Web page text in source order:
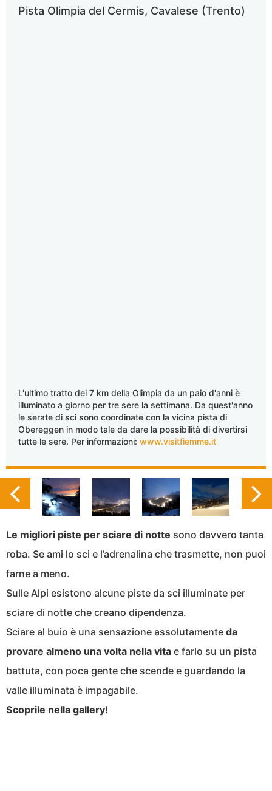
Pista Olimpia del Cermis, Cavalese (Trento)
L'ultimo tratto dei 7 km della Olimpia da un paio d'anni è
illuminato a giorno per tre sere la settimana. Da quest'anno
le serate di sci sono coordinate con la vicina pista di
Obereggen in modo tale da dare la possibilità di divertirsi
tutte le sere. Per informazioni: www.visitfiemme.it
Le migliori piste per sciare di notte sono davvero tanta
roba. Se ami lo sci e l’adrenalina che trasmette, non puoi
farne a meno.
Sulle Alpi esistono alcune piste da sci illuminate per
sciare di notte che creano dipendenza.
Sciare al buio è una sensazione assolutamente da
provare almeno una volta nella vita e farlo su un pista
battuta, con poca gente che scende e guardando la
valle illuminata è impagabile.
Scoprile nella gallery!